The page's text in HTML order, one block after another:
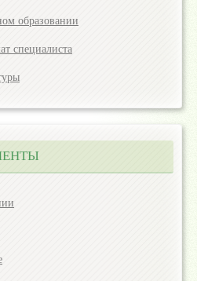
образовании
специалиста